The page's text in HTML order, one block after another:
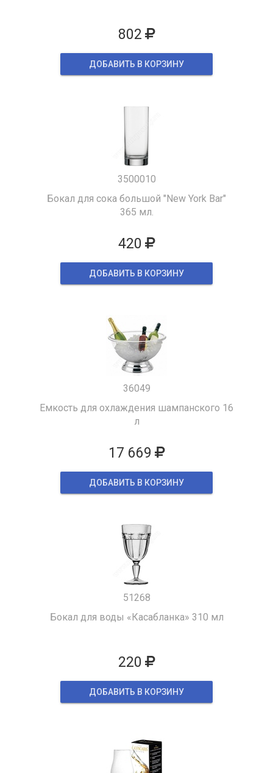
802
ДОБАВИТЬ В КОРЗИНУ
3500010
Бокал для сока большой "New York Bar"
365 мл.
420
ДОБАВИТЬ В КОРЗИНУ
36049
Емкость для охлаждения шампанского 16
л
17 669
ДОБАВИТЬ В КОРЗИНУ
51268
Бокал для воды «Касабланка» 310 мл
220
ДОБАВИТЬ В КОРЗИНУ